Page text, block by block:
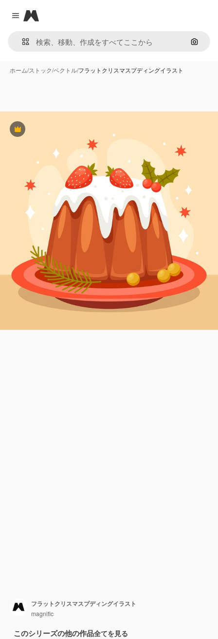
Close menu
Magnific
画像で
ホーム/ストック/ベクトル/フラットクリスマスプディングイラスト
Premium
フラットクリスマスプディングイラスト
magnific
このシリーズの他の作品全てを見る